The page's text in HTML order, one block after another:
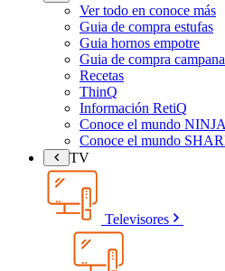
Ver todo en conoce más
Guia de compra estufas
Guia hornos empotre
Guia de compra
Recetas
ThinQ
Información RetiQ
Conoce el mundo NINJA
Conoce el mundo
TV
Televisores